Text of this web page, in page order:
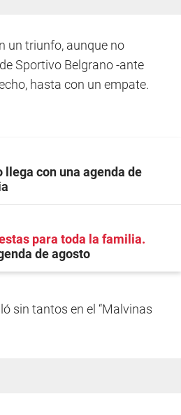
un triunfo, aunque no
Sportivo Belgrano -ante
hasta con un empate.
llega con una agenda de
para toda la familia
de agosto
sin tantos en el “Malvinas